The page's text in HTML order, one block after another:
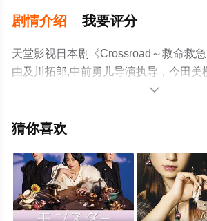
剧情介绍 我要评分
天堂影视日本剧《Crossroad～救命救
由及川拓郎,中前勇儿导演执导，今田美
郎,泉泽祐希等演员精彩演绎的日本电视
信息可移步至豆瓣电视剧、电视猫或剧

猜你喜欢